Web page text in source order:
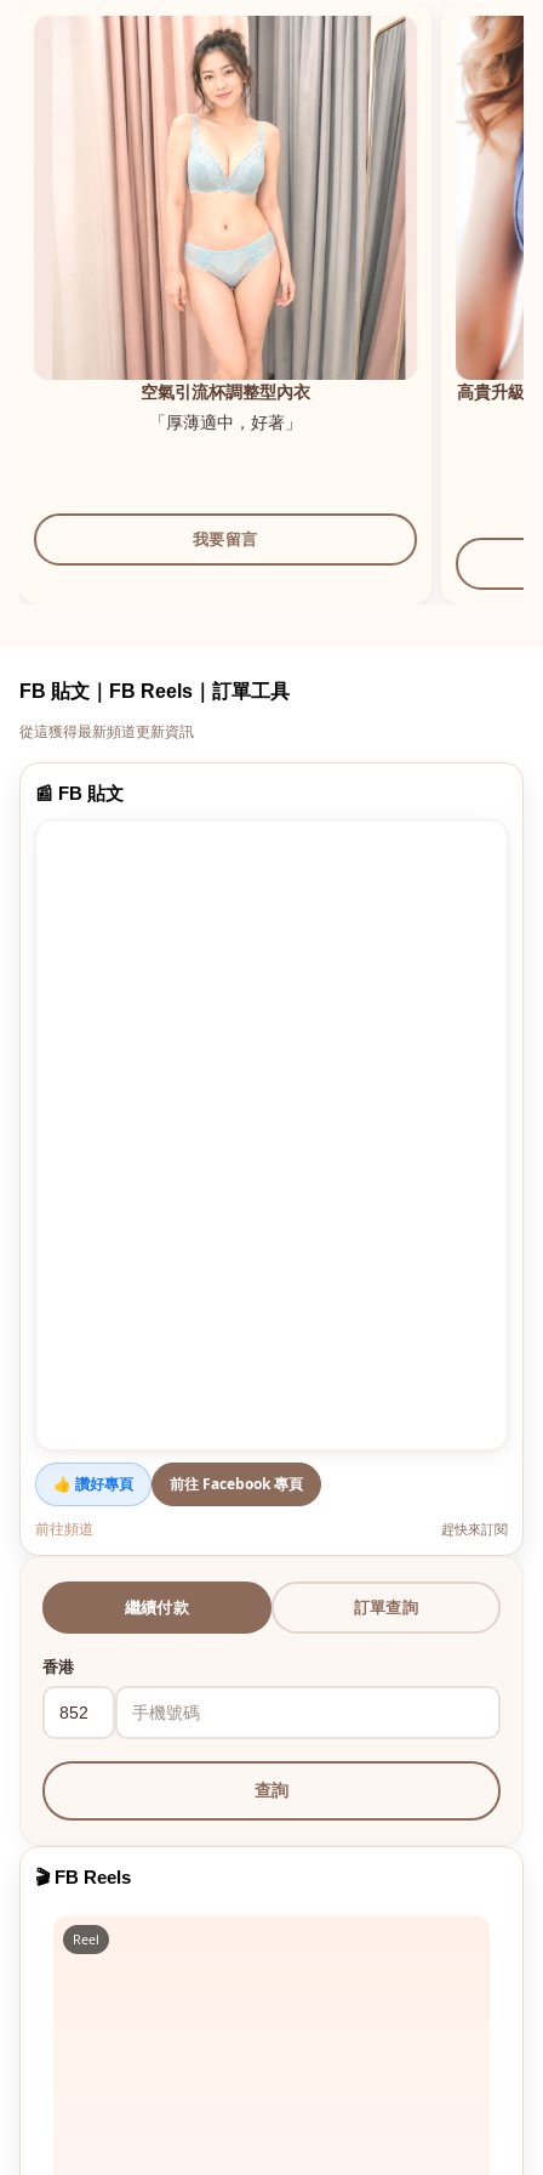
空氣引流杯調整型內衣
「厚薄適中，好著」
我要留言
高貴升級
FB 貼文｜FB Reels｜訂單工具
從這獲得最新頻道更新資訊
📰 FB 貼文
👍 讚好專頁 前往 Facebook 專頁
前往頻道 趕快來訂閱
繼續付款 訂單查詢
香港
查詢
🎬 FB Reels
Reel
港澳中文
English